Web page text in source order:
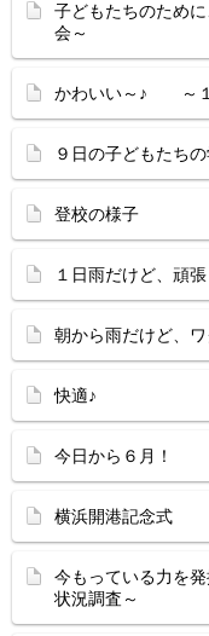
子どもたちのため
会～
かわいい～♪ ～１
９日の子どもたち
登校の様子
１日雨だけど、頑張
朝から雨だけど、
快適♪
今日から６月！
横浜開港記念式
今もっている力を
状況調査～